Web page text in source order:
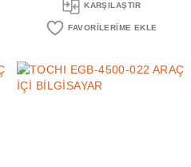
KARŞILAŞTIR